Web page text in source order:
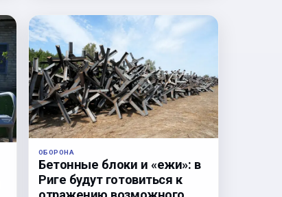
ОБОРОНА
Бетонные блоки и «ежи»: в
Риге будут готовиться к